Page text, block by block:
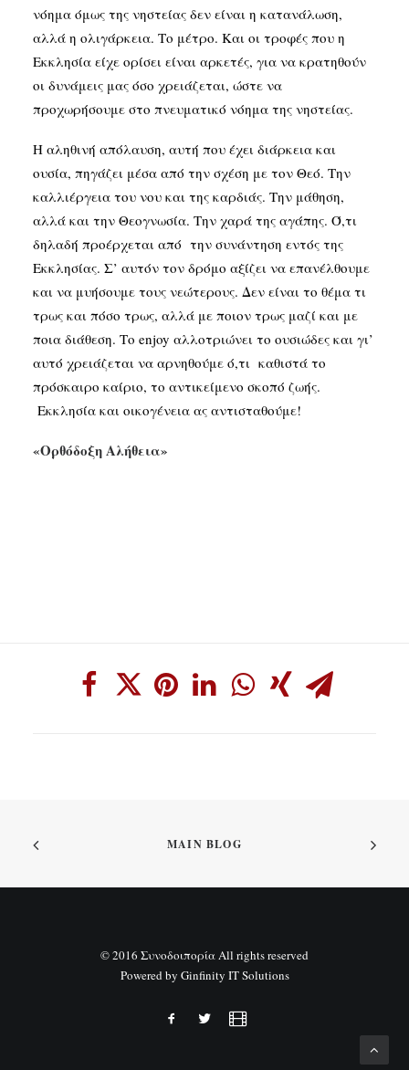
νόημα όμως της νηστείας δεν είναι η κατανάλωση,
αλλά η ολιγάρκεια. Το μέτρο. Και οι τροφές που η
Εκκλησία είχε ορίσει είναι αρκετές, για να κρατηθούν
οι δυνάμεις μας όσο χρειάζεται, ώστε να
προχωρήσουμε στο πνευματικό νόημα της νηστείας.
Η αληθινή απόλαυση, αυτή που έχει διάρκεια και
ουσία, πηγάζει μέσα από την σχέση με τον Θεό. Την
καλλιέργεια του νου και της καρδιάς. Την μάθηση,
αλλά και την Θεογνωσία. Την χαρά της αγάπης. Ό,τι
δηλαδή προέρχεται από την συνάντηση εντός της
Εκκλησίας. Σ’ αυτόν τον δρόμο αξίζει να επανέλθουμε
και να μυήσουμε τους νεώτερους. Δεν είναι το θέμα τι
τρως και πόσο τρως, αλλά με ποιον τρως μαζί και με
ποια διάθεση. Το enjoy αλλοτριώνει το ουσιώδες και γι’
αυτό χρειάζεται να αρνηθούμε ό,τι καθιστά το
πρόσκαιρο καίριο, το αντικείμενο σκοπό ζωής.
Εκκλησία και οικογένεια ας αντισταθούμε!
«Ορθόδοξη Αλήθεια»
MAIN BLOG
© 2016 Συνοδοιπορία All rights reserved
Powered by Ginfinity IT Solutions